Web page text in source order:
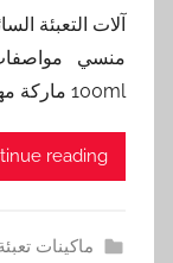
100ml ماركة مهندس منسي الموديل 404-100ml
reading
ماكينات